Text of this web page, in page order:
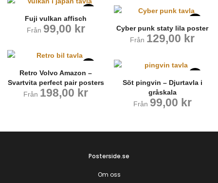
Fuji vulkan affisch
Från 99,00 kr
Cyber punk staty lila poster
Från 129,00 kr
Retro Volvo Amazon –
Svartvita perfect pair posters
Från 198,00 kr
Söt pingvin – Djurtavla i
gråskala
Från 99,00 kr
Posterside.se
Om oss